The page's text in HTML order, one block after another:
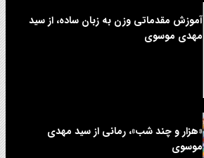
آموزش مقدماتی وزن به زبان ساده، از سید
مهدی موسوی
«هزار و چند شب»، رمانی از سید مهدی
موسوی